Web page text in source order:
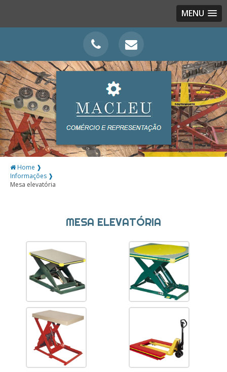
MENU
Home ❱
Informações ❱
Mesa elevatória
MESA ELEVATÓRIA